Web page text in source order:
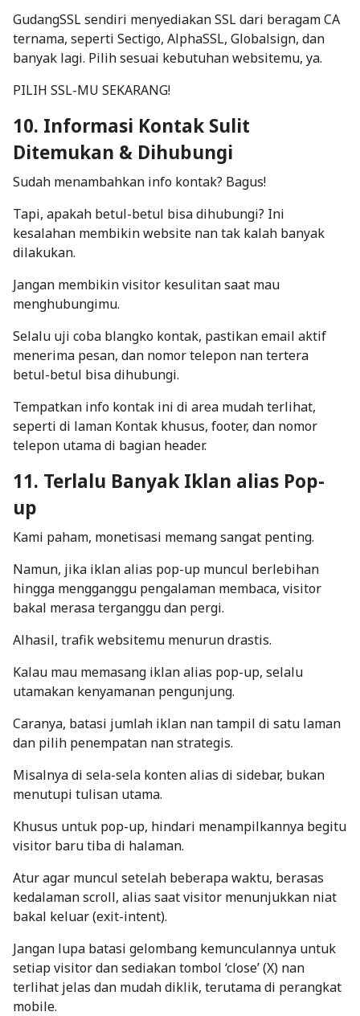
GudangSSL sendiri menyediakan SSL dari beragam CA
ternama, seperti Sectigo, AlphaSSL, Globalsign, dan
banyak lagi. Pilih sesuai kebutuhan websitemu, ya.
PILIH SSL-MU SEKARANG!
10. Informasi Kontak Sulit
Ditemukan & Dihubungi
Sudah menambahkan info kontak? Bagus!
Tapi, apakah betul-betul bisa dihubungi? Ini
kesalahan membikin website nan tak kalah banyak
dilakukan.
Jangan membikin visitor kesulitan saat mau
menghubungimu.
Selalu uji coba blangko kontak, pastikan email aktif
menerima pesan, dan nomor telepon nan tertera
betul-betul bisa dihubungi.
Tempatkan info kontak ini di area mudah terlihat,
seperti di laman Kontak khusus, footer, dan nomor
telepon utama di bagian header.
11. Terlalu Banyak Iklan alias Pop-
up
Kami paham, monetisasi memang sangat penting.
Namun, jika iklan alias pop-up muncul berlebihan
hingga mengganggu pengalaman membaca, visitor
bakal merasa terganggu dan pergi.
Alhasil, trafik websitemu menurun drastis.
Kalau mau memasang iklan alias pop-up, selalu
utamakan kenyamanan pengunjung.
Caranya, batasi jumlah iklan nan tampil di satu laman
dan pilih penempatan nan strategis.
Misalnya di sela-sela konten alias di sidebar, bukan
menutupi tulisan utama.
Khusus untuk pop-up, hindari menampilkannya begitu
visitor baru tiba di halaman.
Atur agar muncul setelah beberapa waktu, berasas
kedalamanscroll, alias saat visitor menunjukkan niat
bakal keluar (exit-intent).
Jangan lupa batasi gelombang kemunculannya untuk
setiap visitor dan sediakan tombol ‘close’ (X) nan
terlihat jelas dan mudah diklik, terutama di perangkat
mobile.